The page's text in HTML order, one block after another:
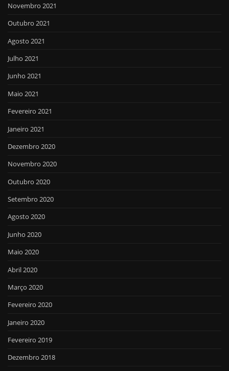
Novembro 2021
Outubro 2021
Agosto 2021
Julho 2021
Junho 2021
Maio 2021
Fevereiro 2021
Janeiro 2021
Dezembro 2020
Novembro 2020
Outubro 2020
Setembro 2020
Agosto 2020
Junho 2020
Maio 2020
Abril 2020
Março 2020
Fevereiro 2020
Janeiro 2020
Fevereiro 2019
Dezembro 2018